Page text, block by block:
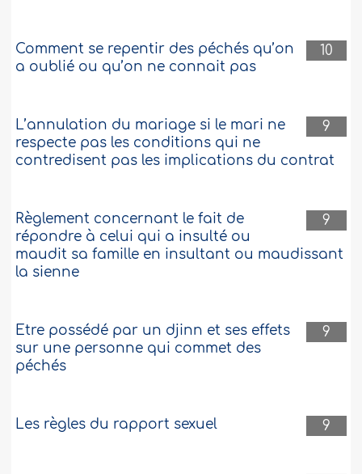
10
Comment se repentir des péchés qu’on
a oublié ou qu’on ne connait pas
9
L’annulation du mariage si le mari ne
respecte pas les conditions qui ne
contredisent pas les implications du contrat
9
Règlement concernant le fait de
répondre à celui qui a insulté ou
maudit sa famille en insultant ou maudissant
la sienne
9
Etre possédé par un djinn et ses effets
sur une personne qui commet des
péchés
9
Les règles du rapport sexuel